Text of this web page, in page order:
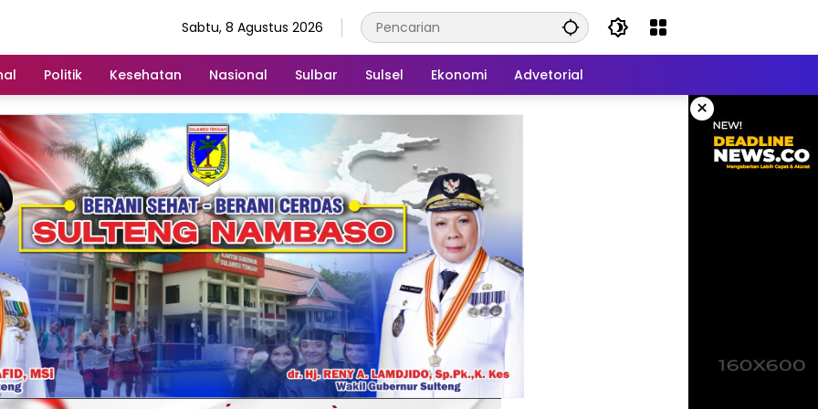
Sabtu, 8 Agustus 2026
Politik Kesehatan Nasional Sulbar Sulsel Ekonomi Advetorial
×